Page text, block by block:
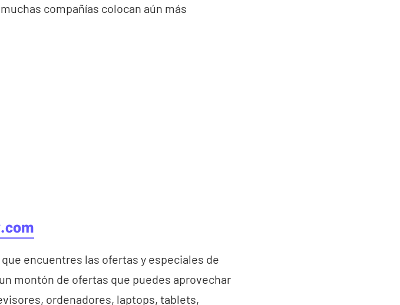
compañías colocan aún más
encuentres las ofertas y especiales de
montón de ofertas que puedes aprovechar
ordenadores, laptops, tablets,